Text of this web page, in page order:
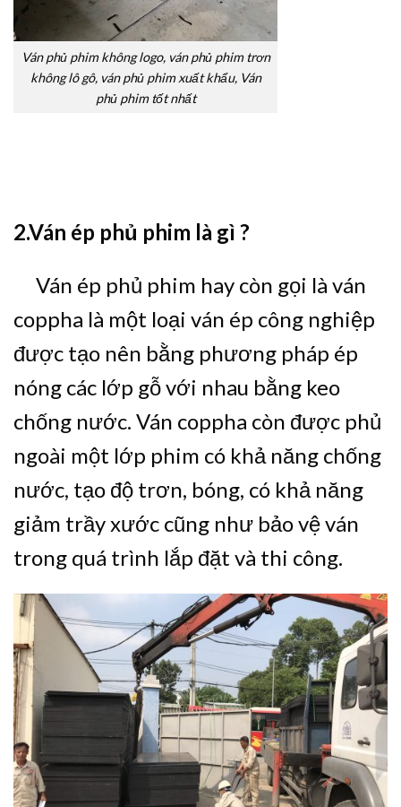
Ván phủ phim không logo, ván phủ phim trơn
không lô gô, ván phủ phim xuất khẩu, Ván
phủ phim tốt nhất
2.Ván ép phủ phim là gì ?
Ván ép phủ phim hay còn gọi là ván
coppha là một loại ván ép công nghiệp
được tạo nên bằng phương pháp ép
nóng các lớp gỗ với nhau bằng keo
chống nước. Ván coppha còn được phủ
ngoài một lớp phim có khả năng chống
nước, tạo độ trơn, bóng, có khả năng
giảm trầy xước cũng như bảo vệ ván
trong quá trình lắp đặt và thi công.